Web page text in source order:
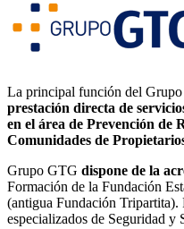
La principal función del
prestación directa de
en el área de Prevención de
Comunidades de
Grupo GTG dispone de la
Formación de la Fundación
(antigua Fundación Tripartita).
especializados de Seguridad y